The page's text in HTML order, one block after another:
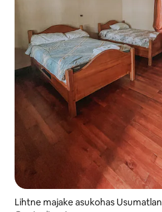
Lihtne majake asukohas Usumatlan